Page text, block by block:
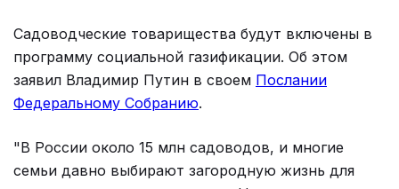
Садоводческие товарищества будут включены в
программу социальной газификации. Об этом
заявил Владимир Путин в своем Послании
Федеральному Собранию.
"В России около 15 млн садоводов, и многие
семьи давно выбирают загородную жизнь для